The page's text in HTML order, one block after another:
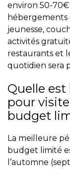
environ 50-
hébergements
jeunesse,
activités
restaurants et
quotidien sera
Quelle
pour
budget
La meilleure
budget limité
l’automne